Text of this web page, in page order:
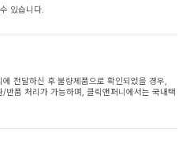
있습니다.
전달하신 후 불량제품으로 확인되었을 경우,
반품 처리가 가능하며, 클릭앤퍼니에서는 국내택